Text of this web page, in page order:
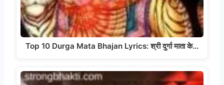
Top 10 Durga Mata Bhajan Lyrics: श्री दुर्गा माता के…